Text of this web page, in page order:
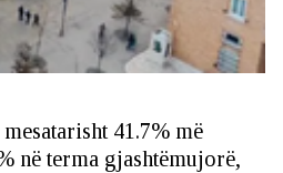
41.7% më
në terma gjashtëmujorë,